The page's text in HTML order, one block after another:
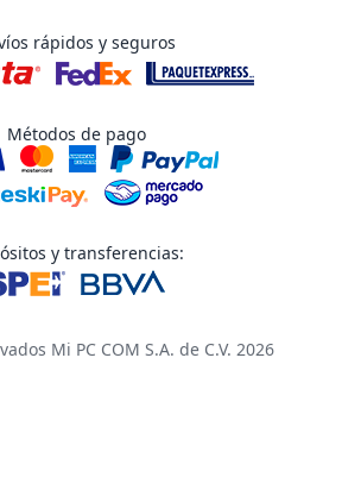
rápidos y seguros
Métodos de pago
y transferencias:
Mi PC COM S.A. de C.V. 2026